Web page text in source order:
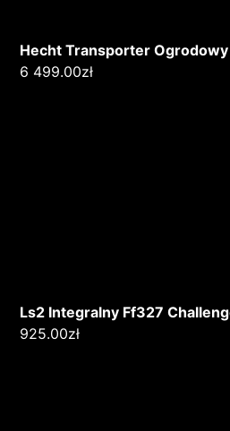
Hecht Transporter
6 499.00zł
Ls2 Integralny Ff327
925.00zł